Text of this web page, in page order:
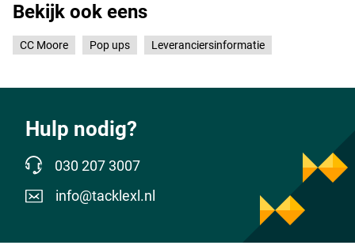
Bekijk ook eens
CC Moore Pop ups Leveranciersinformatie
Hulp nodig?
030 207 3007
info@tacklexl.nl